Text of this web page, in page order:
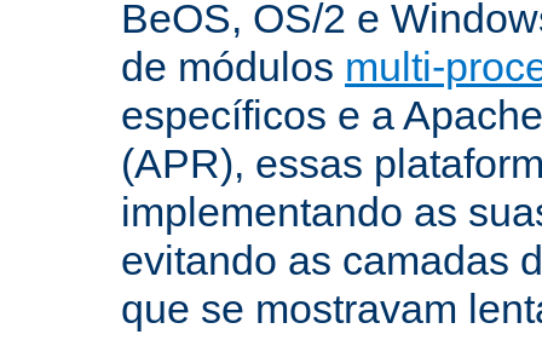
BeOS, OS/2 e
de módulos multi-
específicos e a
(APR), essas
implementando as
evitando as camadas
que se mostravam